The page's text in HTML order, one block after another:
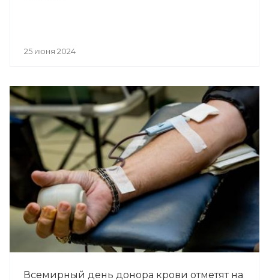
25 июня 2024
Всемирный день донора крови отметят на